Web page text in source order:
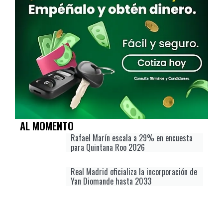
AL MOMENTO
Rafael Marín escala a 29% en encuesta
para Quintana Roo 2026
Real Madrid oficializa la incorporación de
Yan Diomande hasta 2033